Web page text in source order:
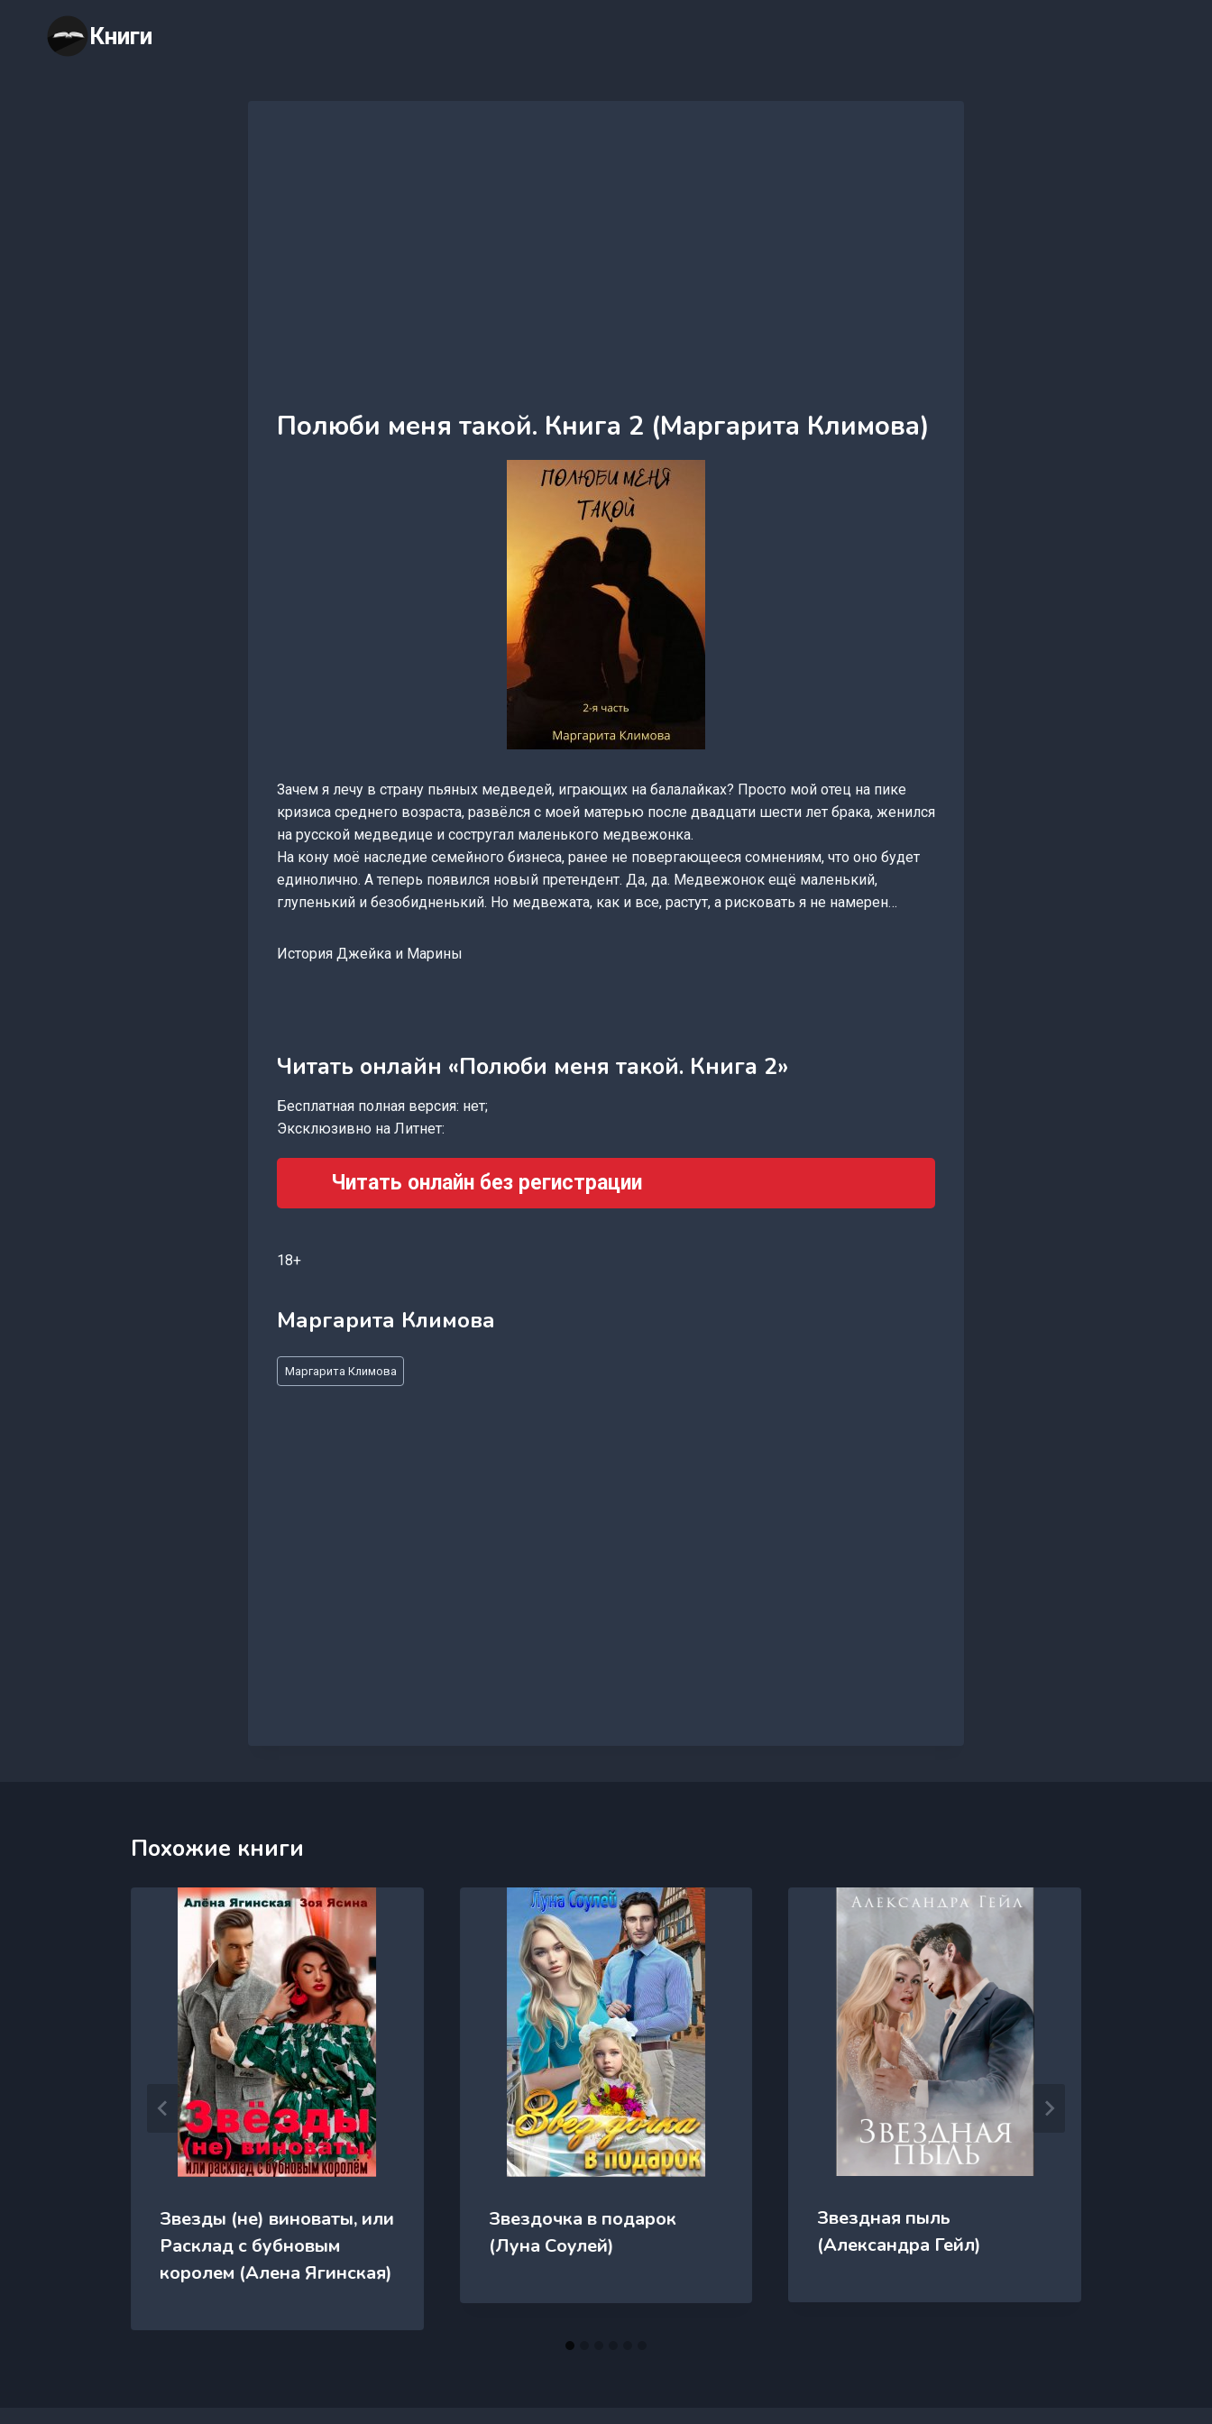
содержимому
Книги
Полюби меня такой. Книга 2 (Маргарита Климова)
Зачем я лечу в страну пьяных медведей, играющих на балалайках? Просто мой отец на пике
кризиса среднего возраста, развёлся с моей матерью после двадцати шести лет брака, женился
на русской медведице и состругал маленького медвежонка.
На кону моё наследие семейного бизнеса, ранее не повергающееся сомнениям, что оно будет
единолично. А теперь появился новый претендент. Да, да. Медвежонок ещё маленький,
глупенький и безобидненький. Но медвежата, как и все, растут, а рисковать я не намерен…
История Джейка и Марины
Читать онлайн «Полюби меня такой. Книга 2»
Бесплатная полная версия: нет;
Эксклюзивно на Литнет:
Читать онлайн без регистрации
18+
Маргарита Климова
Метки
записи:
Маргарита Климова
Похожие книги
Звезды (не) виноваты, или
Расклад с бубновым
королем (Алена Ягинская)
Звездочка в подарок
(Луна Соулей)
Звездная пыль
(Александра Гейл)